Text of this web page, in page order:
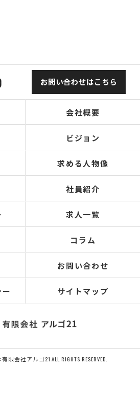
お問い合わせはこちら
会社概要
ビジョン
求める人物像
社員紹介
求人一覧
コラム
お問い合わせ
サイトマップ
会社アルゴ21 ALL RIGHTS RESERVED.